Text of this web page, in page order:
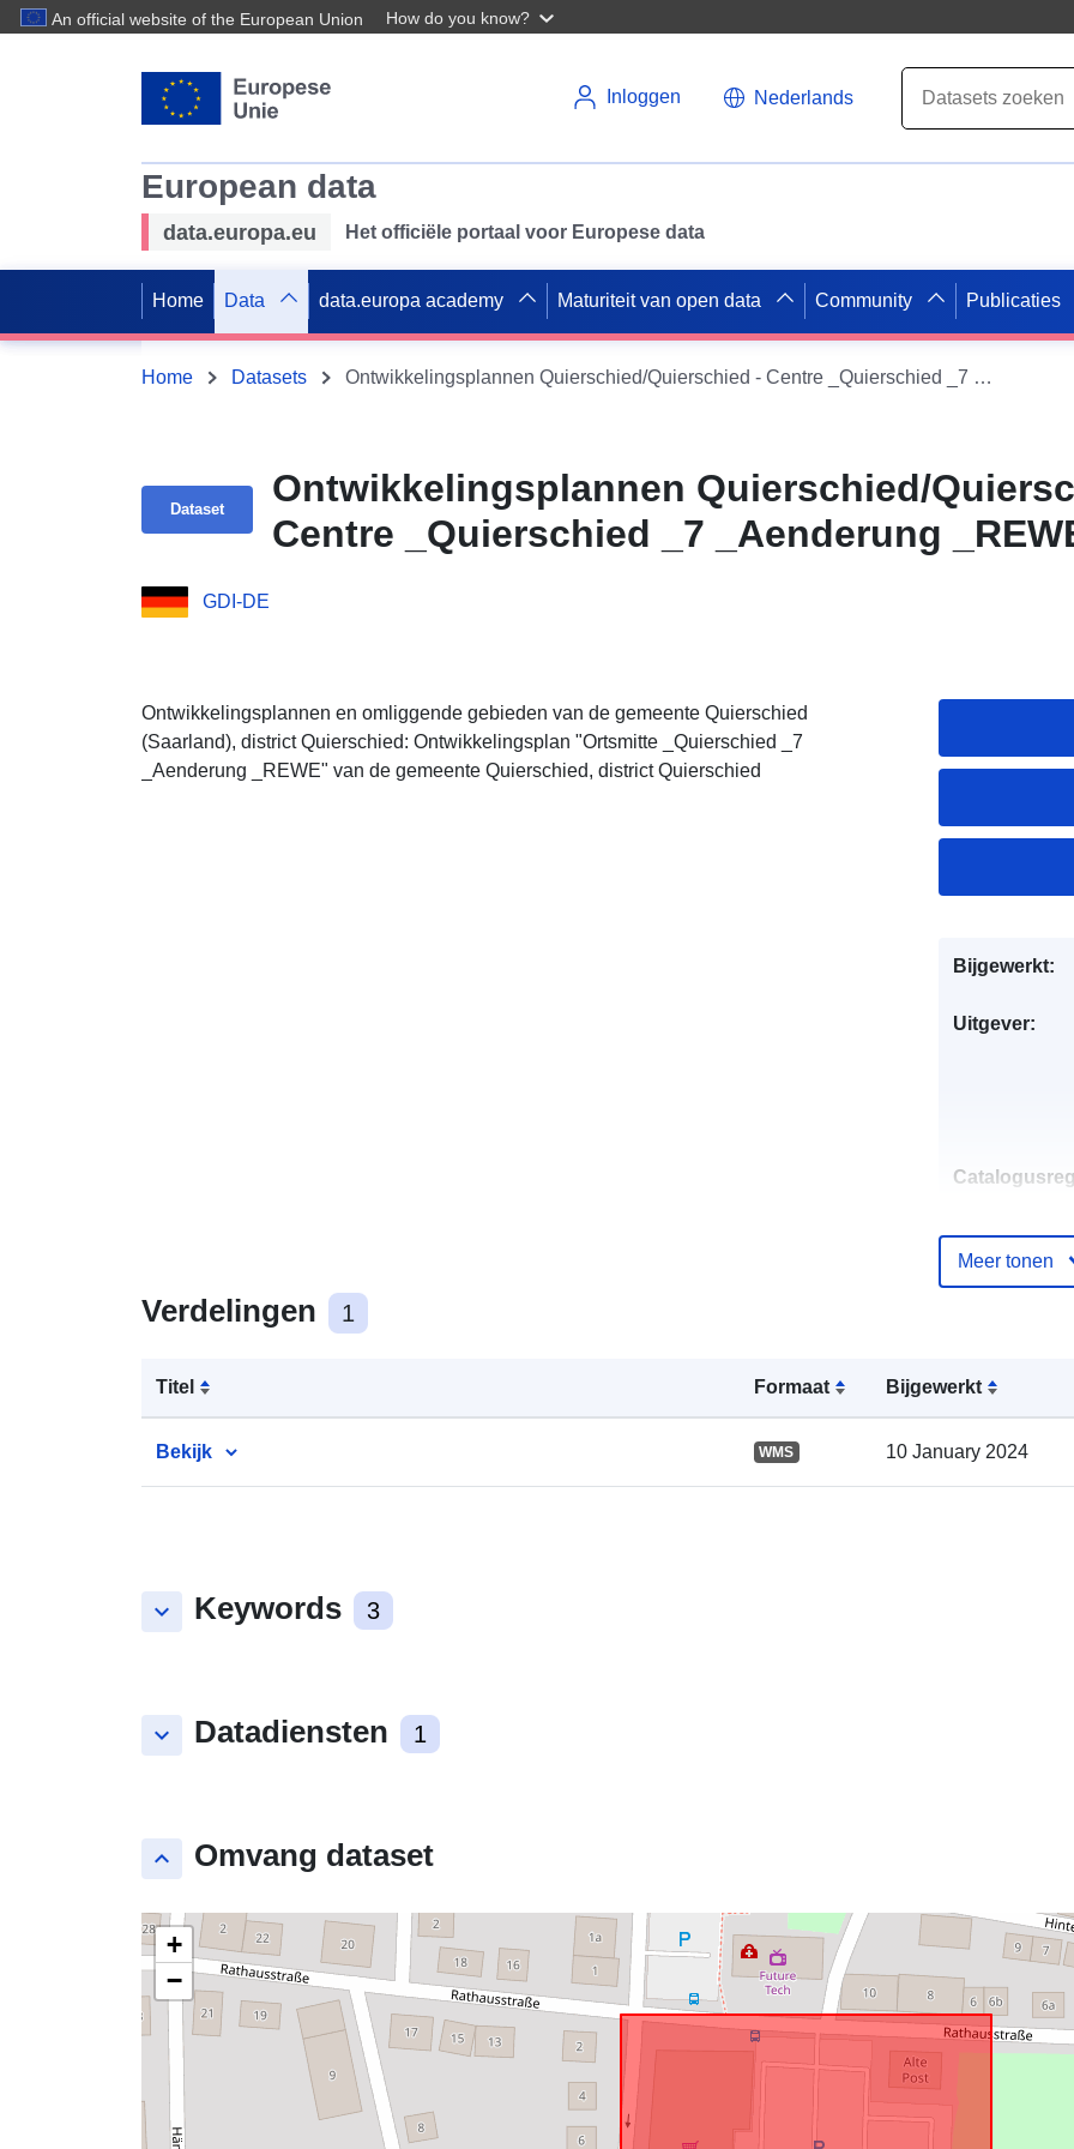
An official website of the European Union How do you know?
Inloggen Nederlands
European data
data.europa.eu Het officiële portaal voor Europese data
Home Data data.europa academy Maturiteit van open data Community Publicaties
Home Datasets Ontwikkelingsplannen Quierschied/Quierschied - Centre _Quierschied _7 _Aenderung _REWE
Dataset
Ontwikkelingsplannen Quierschied/
Centre _Quierschied _7 _Aenderung
GDI-DE
Ontwikkelingsplannen en omliggende gebieden van de gemeente Quierschied
(Saarland), district Quierschied: Ontwikkelingsplan "Ortsmitte _Quierschied _7
_Aenderung _REWE" van de gemeente Quierschied, district Quierschied
Verdelingen 1
Titel Formaat Bijgewerkt
Bekijk WMS 10 January 2024
keyboard_arrow_down Keywords 3
keyboard_arrow_down Datadiensten 1
keyboard_arrow_up Omvang dataset
+
−
Bijgewerkt:
Uitgever:
Meer tonen